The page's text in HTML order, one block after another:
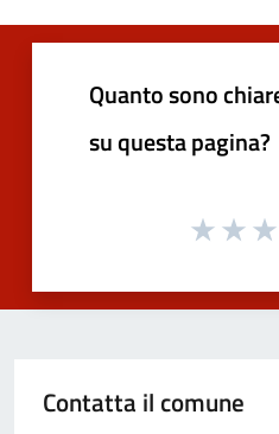
Quanto sono
su questa pagina?
Contatta il comune